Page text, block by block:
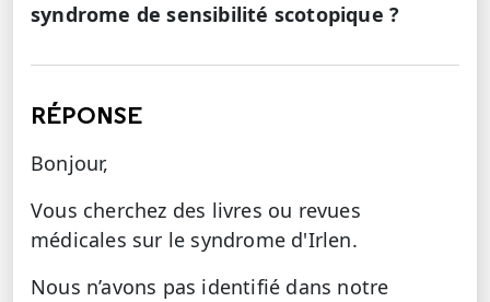
syndrome de sensibilité scotopique ?
RÉPONSE
Bonjour,
Vous cherchez des livres ou revues
médicales sur le syndrome d'Irlen.
Nous n’avons pas identifié dans notre